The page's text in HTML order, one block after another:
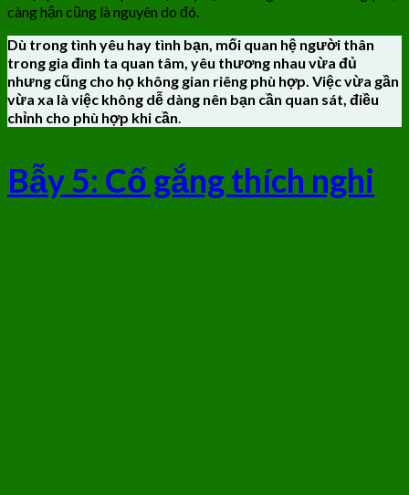
càng hận cũng là nguyên do đó.
Dù trong tình yêu hay tình bạn, mối quan hệ người thân
trong gia đình ta quan tâm, yêu thương nhau vừa đủ
nhưng cũng cho họ không gian riêng phù hợp. Việc vừa gần
vừa xa là việc không dễ dàng nên bạn cần quan sát, điều
chỉnh cho phù hợp khi cần.
Bẫy 5: Cố gắng thích nghi